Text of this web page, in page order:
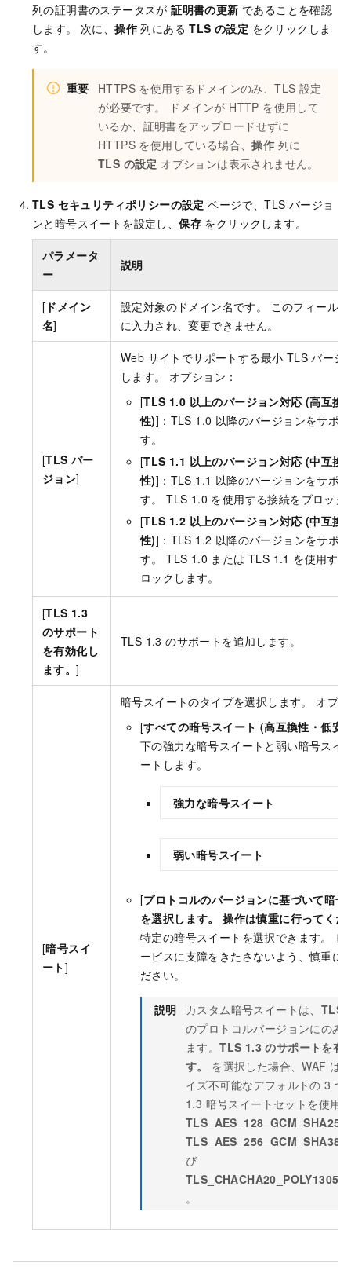
列の証明書のステータスが証明書の更新 であることを確認
します。 次に、操作 列にあるTLS の設定 をクリックしま
す。
重要
HTTPS を使用するドメインのみ、TLS 設定
が必要です。 ドメインが HTTP を使用して
いるか、証明書をアップロードせずに
HTTPS を使用している場合、操作 列に
TLS の設定 オプションは表示されません。
TLS セキュリティポリシーの設定 ページで、TLS バージョ
ンと暗号スイートを設定し、保存 をクリックします。
パラメータ
ー
説明
[ ドメイン
名]
設定対象のドメイン名です。 このフィール
に入力され、変更できません。
[TLS バー
ジョン]
Web サイトでサポートする最小 TLS バージ
します。 オプション：
[TLS 1.0 以上のバージョン対応 (高互換
性)]：TLS 1.0 以降のバージョンをサポ
す。
[TLS 1.1 以上のバージョン対応 (中互換
性)]：TLS 1.1 以降のバージョンをサポ
す。 TLS 1.0 を使用する接続をブロック
[TLS 1.2 以上のバージョン対応 (中互換
性)]：TLS 1.2 以降のバージョンをサポ
す。 TLS 1.0 または TLS 1.1 を使用す
ロックします。
[TLS 1.3
のサポート
を有効化し
ます。]
TLS 1.3 のサポートを追加します。
[暗号スイ
ート]
暗号スイートのタイプを選択します。 オプ
[すべての暗号スイート (高互換性・低安
下の強力な暗号スイートと弱い暗号スイ
ートします。
強力な暗号スイート
弱い暗号スイート
[プロトコルのバージョンに基づいて暗号
を選択します。 操作は慎重に行ってくだ
特定の暗号スイートを選択できます。 ビ
ービスに支障をきたさないよう、慎重に
ださい。
説明 カスタム暗号スイートは、 TLS
のプロトコルバージョンにのみ
ます。TLS 1.3 のサポートを有
す。
を選択した場合、WAF は
イズ不可能なデフォルトの 3 つ
1.3 暗号スイートセットを使用
TLS_AES_128_GCM_SHA256
TLS_AES_256_GCM_SHA384
び
。